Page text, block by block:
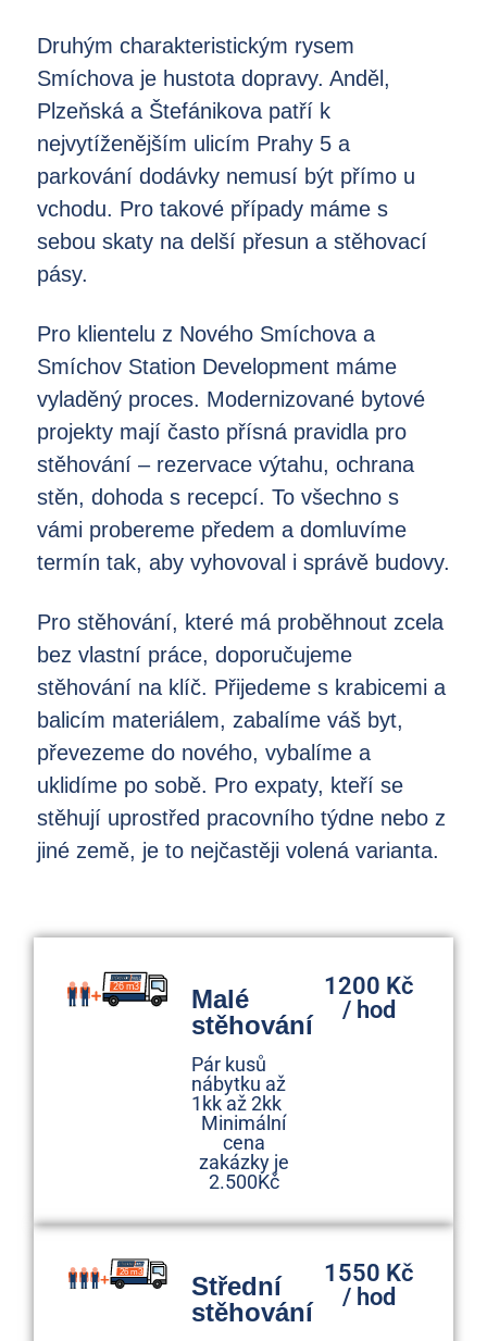
Druhým charakteristickým rysem
Smíchova je hustota dopravy. Anděl,
Plzeňská a Štefánikova patří k
nejvytíženějším ulicím Prahy 5 a
parkování dodávky nemusí být přímo u
vchodu. Pro takové případy máme s
sebou skaty na delší přesun a stěhovací
pásy.
Pro klientelu z Nového Smíchova a
Smíchov Station Development máme
vyladěný proces. Modernizované bytové
projekty mají často přísná pravidla pro
stěhování – rezervace výtahu, ochrana
stěn, dohoda s recepcí. To všechno s
vámi probereme předem a domluvíme
termín tak, aby vyhovoval i správě budovy.
Pro stěhování, které má proběhnout zcela
bez vlastní práce, doporučujeme
stěhování na klíč. Přijedeme s krabicemi a
balicím materiálem, zabalíme váš byt,
převezeme do nového, vybalíme a
uklidíme po sobě. Pro expaty, kteří se
stěhují uprostřed pracovního týdne nebo z
jiné země, je to nejčastěji volená varianta.
Malé
stěhování
Pár kusů
nábytku až
1kk až 2kk
Minimální
cena
zakázky je
2.500Kč
1200 Kč
/ hod
Střední
stěhování
1550 Kč
/ hod